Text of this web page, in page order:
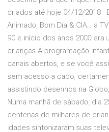
criados até hoje 04/12/2018 ·
Animado, Bom Dia & CIA… a
90 e início dos anos 2000 era
crianças.A programação
canais abertos, e se você
sem acesso a cabo,
assistindo desenhos na
Numa manhã de sábado, dia
centenas de milhares de
idades sintonizaram suas